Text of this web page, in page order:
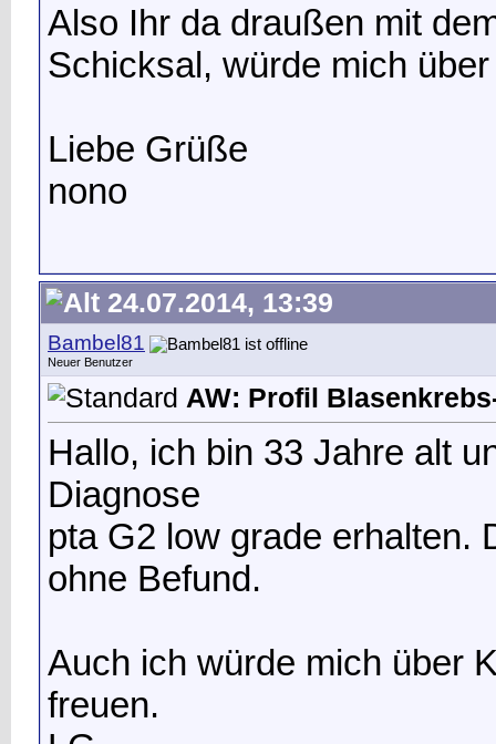
Also Ihr da draußen mit
Schicksal, würde mich
Liebe Grüße
nono
24.07.2014, 13:39
Bambel81
Neuer Benutzer
AW: Profil
Hallo, ich bin 33 Jahre alt
Diagnose
pta G2 low grade erhalten.
ohne Befund.
Auch ich würde mich über
freuen.